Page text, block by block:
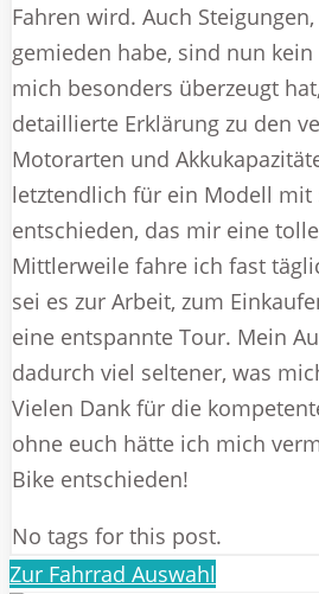
Fahren wird. Auch
gemieden habe, sind nun
mich besonders überzeugt
detaillierte Erklärung zu den
Motorarten und
letztendlich für ein Modell mit
entschieden, das mir eine
Mittlerweile fahre ich fast
sei es zur Arbeit, zum
eine entspannte Tour. Mein
dadurch viel seltener, was
Vielen Dank für die
ohne euch hätte ich mich
Bike entschieden!
No tags for this post.
Zur Fahrrad Auswahl